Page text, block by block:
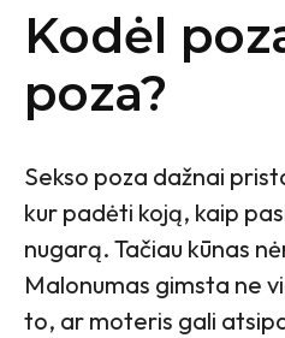
Kodėl
poza?
Sekso poza dažnai
kur padėti koją, kaip
nugarą. Tačiau kūnas
Malonumas gimsta ne
to, ar moteris gali